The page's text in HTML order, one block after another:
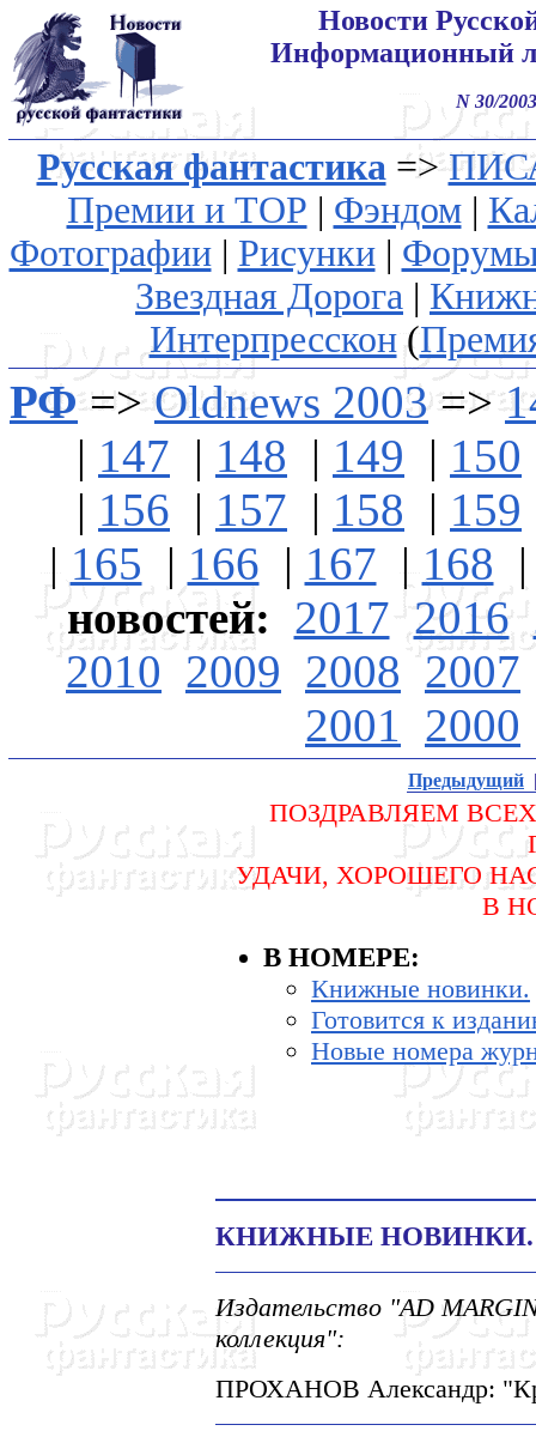
Новости
Информационный
N 30/
Русская фантастика=>
Премии и ТОР | Фэндом|
Фотографии| Рисунки|
Звездная Дорога |
Интерпресскон(
РФ=>Oldnews 2003=>
| 147 | 148 | 149 | 150
| 156 | 157 | 158 | 159
| 165 | 166 | 167 | 168
новостей: 2017 2016
2010 2009 2008 2007
2001 2000
Предыдущий
ПОЗДРАВЛЯЕМ
УДАЧИ, ХОРОШЕГО
В
В HОМЕРЕ:
Книжные новинки.
Готовится к
Hовые номера
КНИЖНЫЕ НОВИНКИ.
Издательство "AD
коллекция":
ПРОХАHОВ Александр: